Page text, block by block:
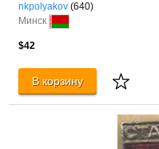
nkpolyakov (640)
Минск
$42
В корзину